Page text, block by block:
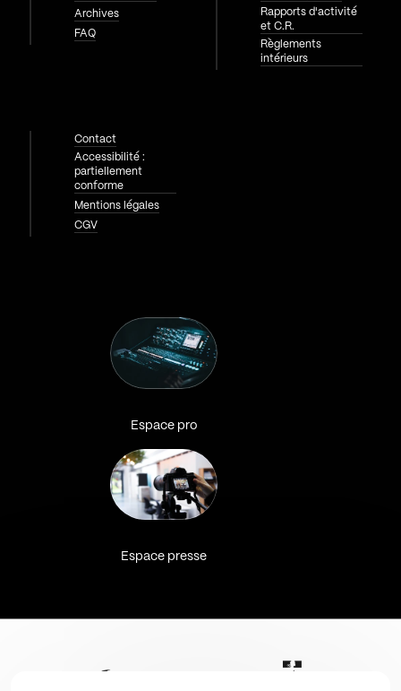
Archives
FAQ
Rapports d'activité
et C.R.
Règlements
intérieurs
Contact
Accessibilité :
partiellement
conforme
Mentions légales
CGV
Espace pro
Espace presse